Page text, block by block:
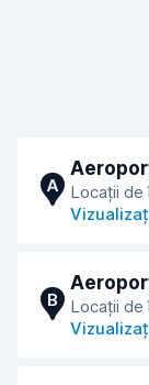
A
Locații de
B
Locații de